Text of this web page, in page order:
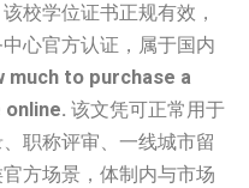
校学位证书正规有效，
心官方认证，属于国内
much to purchase a
该文凭可正常用于
职称评审、一线城市留
方场景，体制内与市场